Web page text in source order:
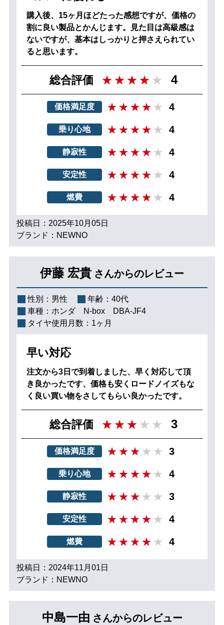
購入後、15ヶ月ほどたった感想ですが、価格の
割に良い製品とかんじます。見た目は高級感は
ないですが、基本はしっかりと押さえられてい
ると思います。
総合評価 4
価格満足度 4
乗り心地 4
静寂性 4
安定性 4
燃費 4
投稿日：2025年10月05日
ブランド：NEWNO
伊藤 宏貴 さんからのレビュー
性別： 男性 年齢： 40代
車種： ホンダ N‐box DBA-JF4
タイヤ使用月数： 1ヶ月
早い対応
注文から3日で到着しました、早く対応して頂
き良かったです、価格も安くロードノイズもな
く良い買い物をさしてもらい良かったです。
総合評価 3
価格満足度 3
乗り心地 4
静寂性 3
安定性 4
燃費 4
投稿日：2024年11月01日
ブランド：NEWNO
中島一由 さんからのレビュー